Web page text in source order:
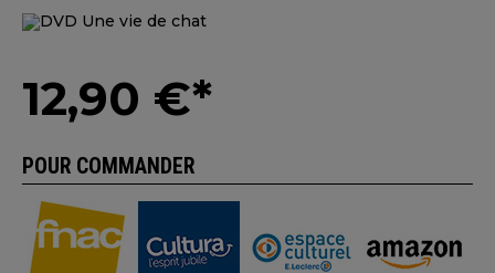
12,90 €*
POUR COMMANDER